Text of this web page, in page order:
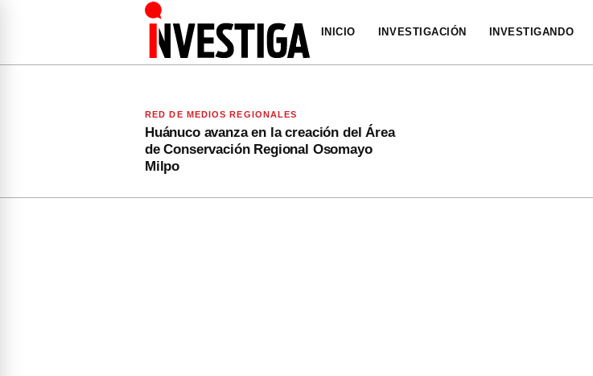
INICIO INVESTIGACIÓN INVESTIGANDO
RED DE MEDIOS REGIONALES
Huánuco avanza en la creación del Área
de Conservación Regional Osomayo
Milpo